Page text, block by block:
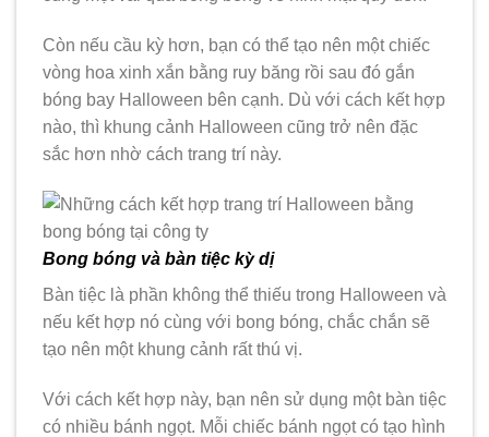
Còn nếu cầu kỳ hơn, bạn có thể tạo nên một chiếc
vòng hoa xinh xắn bằng ruy băng rồi sau đó gắn
bóng bay Halloween bên cạnh. Dù với cách kết hợp
nào, thì khung cảnh Halloween cũng trở nên đặc
sắc hơn nhờ cách trang trí này.
Bong bóng và bàn tiệc kỳ dị
Bàn tiệc là phần không thể thiếu trong Halloween và
nếu kết hợp nó cùng với bong bóng, chắc chắn sẽ
tạo nên một khung cảnh rất thú vị.
Với cách kết hợp này, bạn nên sử dụng một bàn tiệc
có nhiều bánh ngọt. Mỗi chiếc bánh ngọt có tạo hình